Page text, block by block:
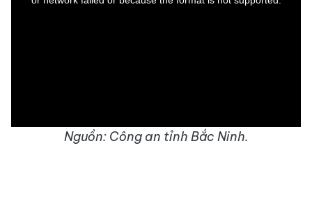
Nguồn: Công an tỉnh Bắc Ninh.